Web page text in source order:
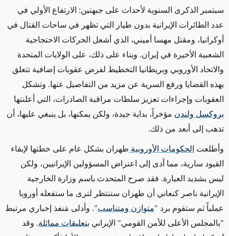
سبتمبر الذكرى السنوية لأحداث على جبهتين: الارتفاع الأولي في
عدد الطائرات الإيرانية بدون طيار التي تظهر في ساحات القتال في
أوكرانيا، ومقتل مهسا أميني، الذي أشعل الحركات الاحتجاجية
الشعبية الأخيرة في إيران. وبناء على ذلك، على الولايات المتحدة
والاتحاد الأوروبي وبريطانيا التخطيط لفرض عقوبات إضافية تتعلق
بهذه القضايا ورفع السرية عن مزيد من التفاصيل عنها. وتشكل
العقوبات وإجراءات تعزيز سلطات مراقبة الصادرات، التي أعلنتها
بروكسل ولندن مؤخراً، بداية جيدة، ولكن يمكنها، بل ينبغي عليها، أن
تذهب إلى أبعد من ذلك.
وأطلعت الحكومات الأوروبية طهران بشكل عام على خطتها لإبقاء
القيود سارية، مما أدى إلى اعتراض المسؤولين الإيرانيين، ولكن
ليس بشديد العبارة. فقد صرح المتحدث باسم وزارة الخارجية
الإيرانية ناصر كنعاني أن طهران ستنتظر لترى ما ستفعله أوروبا
عملياً ثم ستقوم برد "متوازن ومتناسب". وأدلى مَنفذ إخباري مرتبط
"بالمجلس الأعلى للأمن القومي" الإيراني بتعليقات مماثلة. وقد